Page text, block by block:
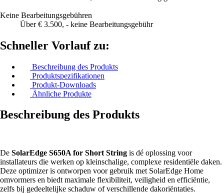
Keine Bearbeitungsgebühren
Über € 3.500, - keine Bearbeitungsgebühr
Schneller Vorlauf zu:
Beschreibung des Produkts
Produktspezifikationen
Produkt-Downloads
Ähnliche Produkte
Beschreibung des Produkts
De SolarEdge S650A for Short String is dé oplossing voor
installateurs die werken op kleinschalige, complexe residentiële daken.
Deze optimizer is ontworpen voor gebruik met SolarEdge Home
omvormers en biedt maximale flexibiliteit, veiligheid en efficiëntie,
zelfs bij gedeeltelijke schaduw of verschillende dakoriëntaties.